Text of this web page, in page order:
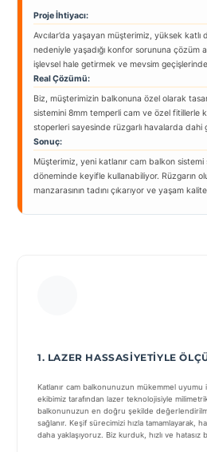
Proje İhtiyacı:
Avcılar’da yaşayan müşterimiz, yüksek
nedeniyle yaşadığı konfor sorununa çözüm
işlevsel hale getirmek ve mevsim
Real Çözümü:
Biz, müşterimizin balkonuna özel olarak
sistemini 8mm temperli cam ve özel fitillerle
stoperleri sayesinde rüzgarlı havalarda dahi
Sonuç:
Müşterimiz, yeni katlanır cam balkon sistemi
döneminde keyifle kullanabiliyor. Rüzgarın
manzarasının tadını çıkarıyor ve yaşam
1. LAZER HASSASIYETIYLE
Katlanır cam balkonunuzun mükemmel
ekibimiz tarafından lazer teknolojisiyle
balkonunuzun en doğru şekilde
sağlanır. Keşif sürecimizi hızla tamamlayarak,
daha yaklaşıyoruz. Biz kurduk, hızlı ve hatasız